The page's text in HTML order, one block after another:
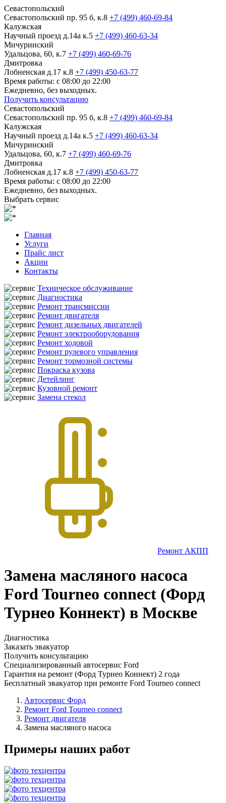
Севастопольский
Севастопольский пр. 95 б, к.8 +7 (499) 460-69-84
Калужская
Научный проезд д.14а к.5 +7 (499) 460-63-34
Мичуринский
Удальцова, 60, к.7 +7 (499) 460-69-76
Дмитровка
Лобненская д.17 к.8 +7 (499) 450-63-77
Время работы: с 08:00 до 22:00
Ежедневно, без выходных.
Получить консультацию
Севастопольский
Севастопольский пр. 95 б, к.8 +7 (499) 460-69-84
Калужская
Научный проезд д.14а к.5 +7 (499) 460-63-34
Мичуринский
Удальцова, 60, к.7 +7 (499) 460-69-76
Дмитровка
Лобненская д.17 к.8 +7 (499) 450-63-77
Время работы: с 08:00 до 22:00
Ежедневно, без выходных.
Выбрать сервис
Главная
Услуги
Прайс лист
Акции
Контакты
Техническое обслуживание
Диагностика
Ремонт трансмиссии
Ремонт двигателя
Ремонт дизельных двигателей
Ремонт электрооборудования
Ремонт ходовой
Ремонт рулевого управления
Ремонт тормозной системы
Покраска кузова
Детейлинг
Кузовной ремонт
Замена стекол
Ремонт АКПП
Замена масляного насоса
Ford Tourneo connect (Форд
Турнео Коннект) в Москве
Диагностика
Заказать эвакуатор
Получить консультацию
Специализированный автосервис Ford
Гарантия на ремонт (Форд Турнео Коннект) 2 года
Бесплатный эвакуатор при ремонте Ford Tourneo connect
Автосервис Форд
Ремонт Ford Tourneo connect
Ремонт двигателя
Замена масляного насоса
Примеры наших работ